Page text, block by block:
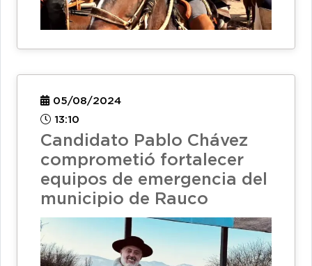
05/08/2024
13:10
Candidato Pablo Chávez
comprometió fortalecer
equipos de emergencia del
municipio de Rauco